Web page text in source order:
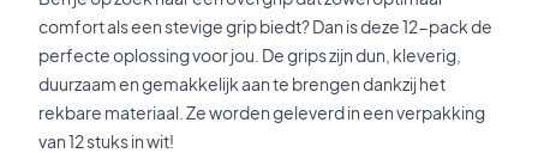
comfort als een stevige grip biedt? Dan is deze 12-pack de
perfecte oplossing voor jou. De grips zijn dun, kleverig,
duurzaam en gemakkelijk aan te brengen dankzij het
rekbare materiaal. Ze worden geleverd in een verpakking
van 12 stuks in wit!